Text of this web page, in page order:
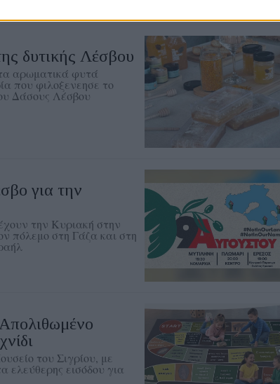
δυτικής Λέσβου
τα αρωματικά φυτά
που φιλοξενεησε το
Δάσους Λέσβου
για την
την Κυριακή στην
πόλεμο στη Γάζα και στη
του Σιγρίου, με
ελεύθερης εισόδου για